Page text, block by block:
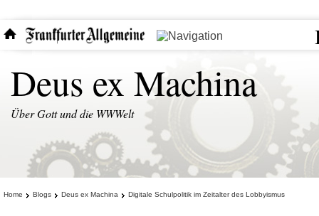
Deus ex Machina
Über Gott und die WWWelt
Home Blogs Deus ex Machina Digitale Schulpolitik im Zeitalter des Lobbyismus